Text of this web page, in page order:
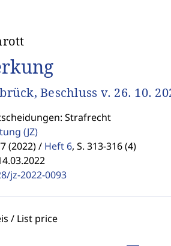
Beschluss v. 26. 10.
Strafrecht
(JZ)
(2022) / Heft 6, S. 313-316 (4)
jz-2022-0093
/ List price